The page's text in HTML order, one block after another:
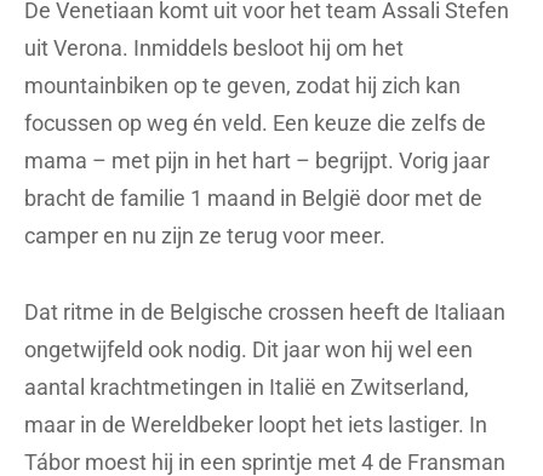
De Venetiaan komt uit voor het team Assali Stefen
uit Verona. Inmiddels besloot hij om het
mountainbiken op te geven, zodat hij zich kan
focussen op weg én veld. Een keuze die zelfs de
mama – met pijn in het hart – begrijpt. Vorig jaar
bracht de familie 1 maand in België door met de
camper en nu zijn ze terug voor meer.
Dat ritme in de Belgische crossen heeft de Italiaan
ongetwijfeld ook nodig. Dit jaar won hij wel een
aantal krachtmetingen in Italië en Zwitserland,
maar in de Wereldbeker loopt het iets lastiger. In
Tábor moest hij in een sprintje met 4 de Fransman